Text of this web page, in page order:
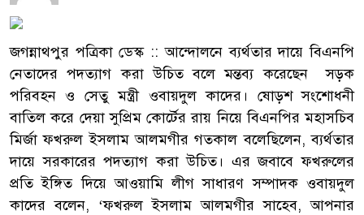
জগন্নাথপুর পত্রিকা ডেস্ক :: আন্দোলনে ব্যর্থতার দায়ে বিএনপি
নেতাদের পদত্যাগ করা উচিত বলে মন্তব্য করেছেন সড়ক
পরিবহন ও সেতু মন্ত্রী ওবায়দুল কাদের। ষোড়শ সংশোধনী
বাতিল করে দেয়া সুপ্রিম কোর্টের রায় নিয়ে বিএনপির মহাসচিব
মির্জা ফখরুল ইসলাম আলমগীর গতকাল বলেছিলেন, ব্যর্থতার
দায়ে সরকারের পদত্যাগ করা উচিত। এর জবাবে ফখরুলের
প্রতি ইঙ্গিত দিয়ে আওয়ামি লীগ সাধারণ সম্পাদক ওবায়দুল
কাদের বলেন, ‘ফখরুল ইসলাম আলমগীর সাহেব, আপনার